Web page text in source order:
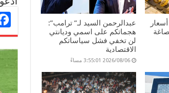
عبدالرحمن السيد لـ” ترامب”:
هجماتكم على اسمي وديانتي
لن تخفي فشل سياساتكم
الاقتصادية
2026/08/06 3:55:01 مساءً